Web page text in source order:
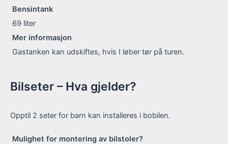
Bensintank
69 liter
Mer informasjon
Gastanken kan udskiftes, hvis I løber tør på turen.
Bilseter – Hva gjelder?
Opptil 2 seter for barn kan installeres i bobilen.
Mulighet for montering av bilstoler?